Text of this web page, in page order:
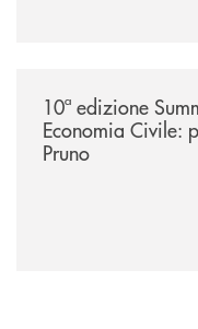
10ª edizione
Economia Civile:
Pruno